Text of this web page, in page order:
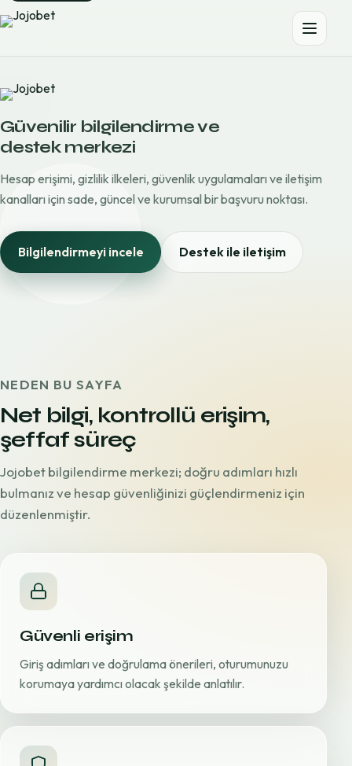
Güvenilir bilgilendirme ve
destek merkezi
Hesap erişimi, gizlilik ilkeleri, güvenlik uygulamaları ve iletişim
kanalları için sade, güncel ve kurumsal bir başvuru noktası.
Bilgilendirmeyi incele Destek ile iletişim
NEDEN BU SAYFA
Net bilgi, kontrollü erişim,
şeffaf süreç
Jojobet bilgilendirme merkezi; doğru adımları hızlı
bulmanız ve hesap güvenliğinizi güçlendirmeniz için
düzenlenmiştir.
Güvenli erişim
Giriş adımları ve doğrulama önerileri, oturumunuzu
korumaya yardımcı olacak şekilde anlatılır.